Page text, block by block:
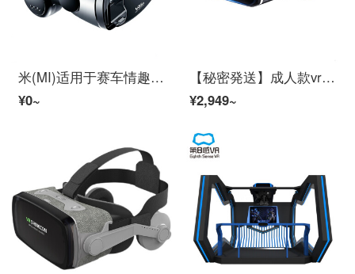
米(MI)适用于赛车情趣米加内斯马霍巴查尔现实海德曼特3影片4体性感觉游戏机MC(VR米加尼+VR汉德尔+(VR米加尼+游戏汉德尔+AR体性感觉枪)-布鲁莱目的保护尊享
¥0~
【秘密発送】成人款vr MeganeVR GalFrand[2021抢先版]18代升级巴查尔现实3 d游戏ar电影16おやじ20千幻17代赫德霍恩模特(标准款)
¥2,949~